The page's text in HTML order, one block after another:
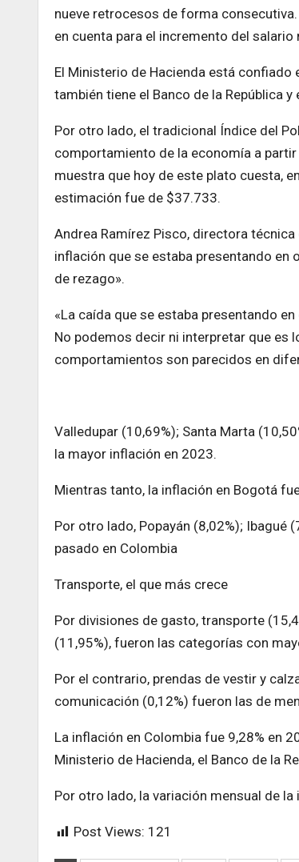
nueve retrocesos de forma
en cuenta para el incremento del salario
El Ministerio de Hacienda está confiado
también tiene el Banco de la República
Por otro lado, el tradicional Índice del
comportamiento de la economía a
muestra que hoy de este plato cuesta,
estimación fue de $37.733.
Andrea Ramírez Pisco, directora
inflación que se estaba presentando en
de rezago».
«La caída que se estaba presentando
No podemos decir ni interpretar que es
comportamientos son parecidos en
Valledupar (10,69%); Santa Marta
la mayor inflación en 2023.
Mientras tanto, la inflación en Bogotá
Por otro lado, Popayán (8,02%); Ibagué
pasado en Colombia
Transporte, el que más crece
Por divisiones de gasto, transporte
(11,95%), fueron las categorías con
Por el contrario, prendas de vestir y
comunicación (0,12%) fueron las de
La inflación en Colombia fue 9,28% en
Ministerio de Hacienda, el Banco de la
Por otro lado, la variación mensual de
Post Views: 121